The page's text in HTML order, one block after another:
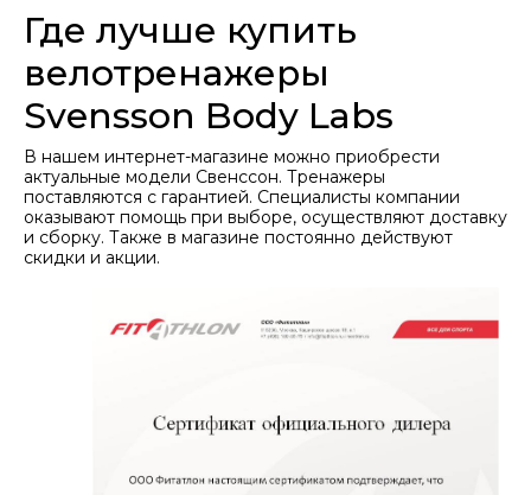
Где лучше купить
велотренажеры
Svensson Body Labs
В нашем интернет-магазине можно приобрести
актуальные модели Свенссон. Тренажеры
поставляются с гарантией. Специалисты компании
оказывают помощь при выборе, осуществляют доставку
и сборку. Также в магазине постоянно действуют
скидки и акции.